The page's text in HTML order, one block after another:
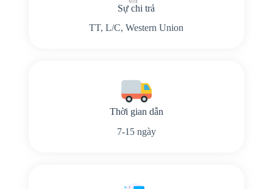
Sự chi trả
TT, L/C, Western Union
Thời gian dẫn
7-15 ngày